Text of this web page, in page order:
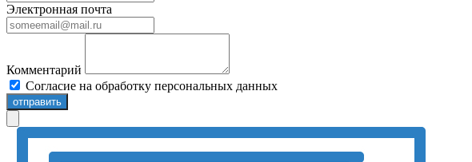
Электронная почта
Комментарий
Согласие на обработку персональных данных
отправить